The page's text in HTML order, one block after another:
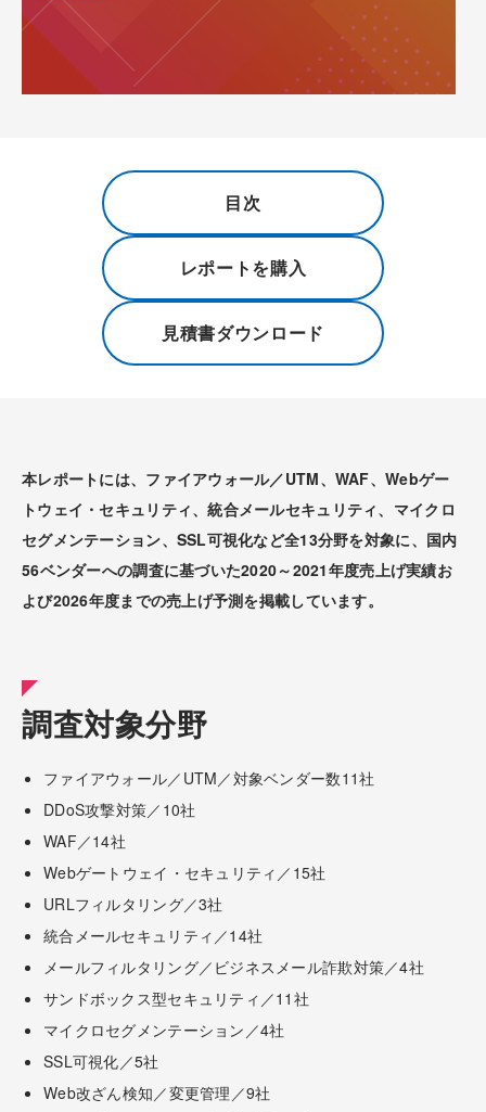
目次
レポートを購入
見積書ダウンロード
本レポートには、ファイアウォール／UTM、WAF、Webゲー
トウェイ・セキュリティ、統合メールセキュリティ、マイクロ
セグメンテーション、SSL可視化など全13分野を対象に、国内
56ベンダーへの調査に基づいた2020～2021年度売上げ実績お
よび2026年度までの売上げ予測を掲載しています。
調査対象分野
ファイアウォール／UTM／対象ベンダー数11社
DDoS攻撃対策／10社
WAF／14社
Webゲートウェイ・セキュリティ／15社
URLフィルタリング／3社
統合メールセキュリティ／14社
メールフィルタリング／ビジネスメール詐欺対策／4社
サンドボックス型セキュリティ／11社
マイクロセグメンテーション／4社
SSL可視化／5社
Web改ざん検知／変更管理／9社